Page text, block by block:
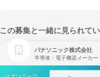
この募集と一緒に見られて
パナソニック株式会社
半導体・電子機器メーカー